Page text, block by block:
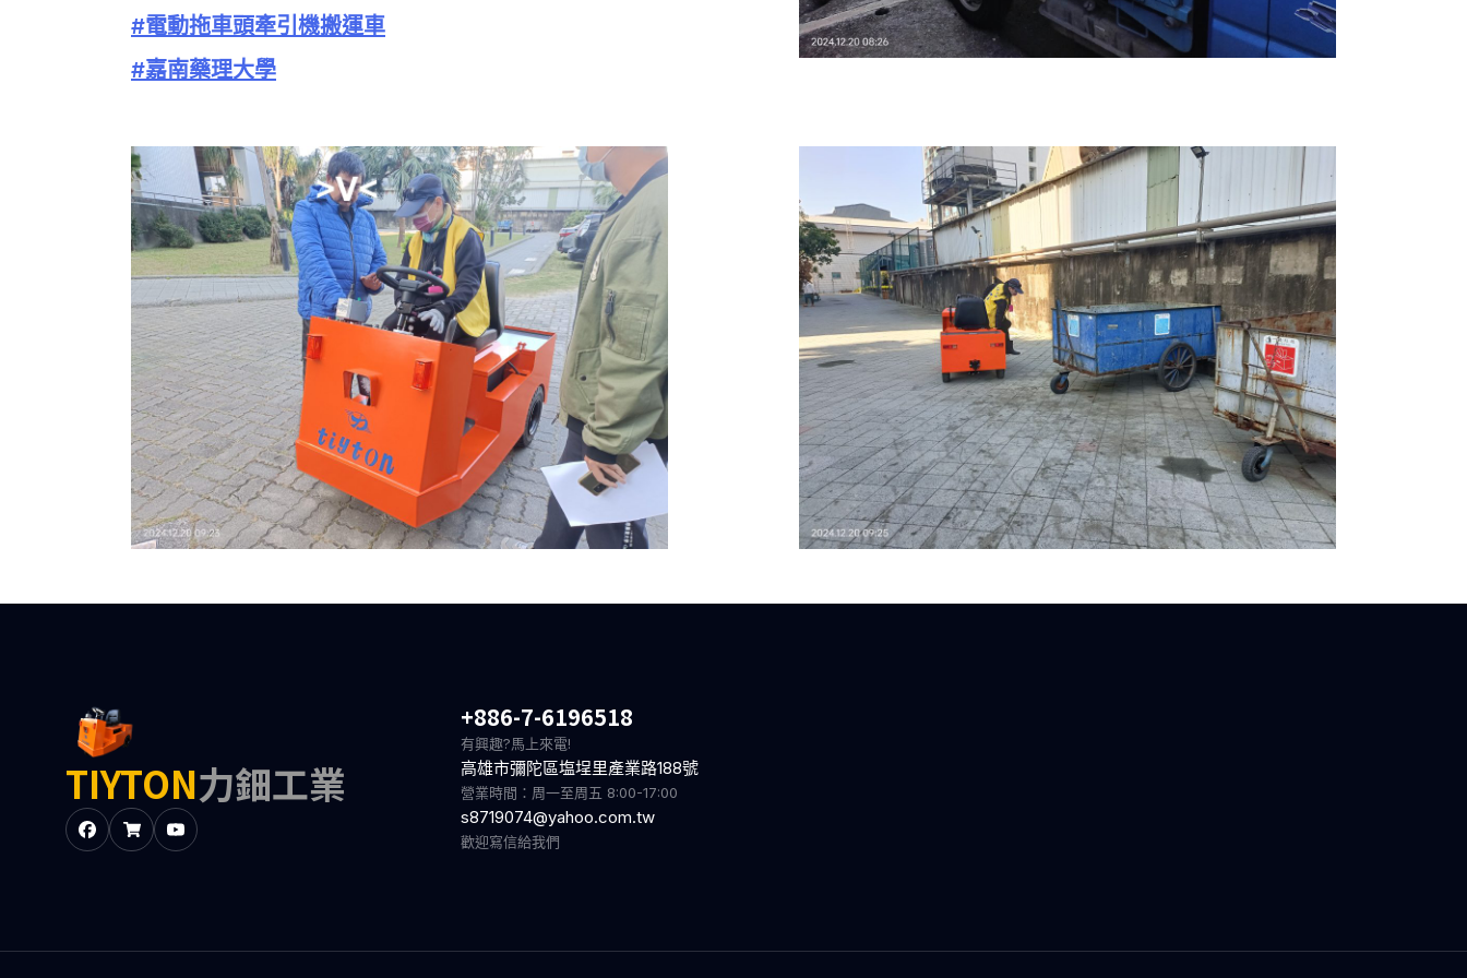
#電動拖車頭牽引機搬運車
#嘉南藥理大學
TIYTON力鈿工業
+886-7-6196518
有興趣?馬上來電!
高雄市彌陀區塩埕里產業路188號
營業時間：周一至周五 8:00-17:00
s8719074@yahoo.com.tw
歡迎寫信給我們